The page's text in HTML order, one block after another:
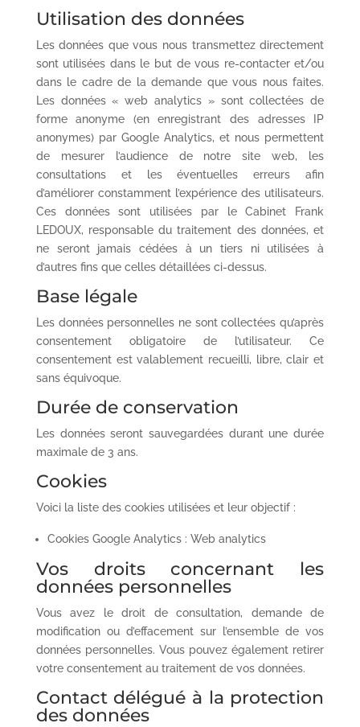
Utilisation des données
Les données que vous nous transmettez directement
sont utilisées dans le but de vous re-contacter et/ou
dans le cadre de la demande que vous nous faites.
Les données « web analytics » sont collectées de
forme anonyme (en enregistrant des adresses IP
anonymes) par Google Analytics, et nous permettent
de mesurer l’audience de notre site web, les
consultations et les éventuelles erreurs afin
d’améliorer constamment l’expérience des utilisateurs.
Ces données sont utilisées par le Cabinet Frank
LEDOUX, responsable du traitement des données, et
ne seront jamais cédées à un tiers ni utilisées à
d’autres fins que celles détaillées ci-dessus.
Base légale
Les données personnelles ne sont collectées qu’après
consentement obligatoire de l’utilisateur. Ce
consentement est valablement recueilli, libre, clair et
sans équivoque.
Durée de conservation
Les données seront sauvegardées durant une durée
maximale de 3 ans.
Cookies
Voici la liste des cookies utilisées et leur objectif :
Cookies Google Analytics : Web analytics
Vos droits concernant les
données personnelles
Vous avez le droit de consultation, demande de
modification ou d’effacement sur l’ensemble de vos
données personnelles. Vous pouvez également retirer
votre consentement au traitement de vos données.
Contact délégué à la protection
des données